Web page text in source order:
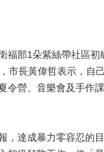
福部1朵紫絲帶社區初
市長黃偉哲表示，自
令營、音樂會及手作
，達成暴力零容忍的